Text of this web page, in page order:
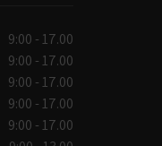
9:00 - 17.00
9:00 - 17.00
9:00 - 17.00
9:00 - 17.00
9:00 - 17.00